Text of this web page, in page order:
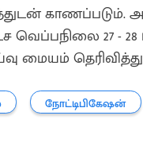
காணப்படும்.
27 - 28
மையம்
நோட்டிபிகேஷன்